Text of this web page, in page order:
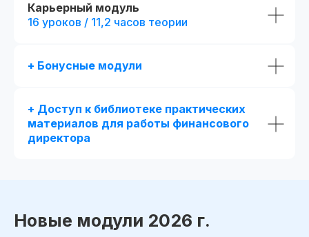
Карьерный модуль
16 уроков / 11,2 часов теории
+ Бонусные модули
+ Доступ к библиотеке практических
материалов для работы финансового
директора
Новые модули 2026 г.